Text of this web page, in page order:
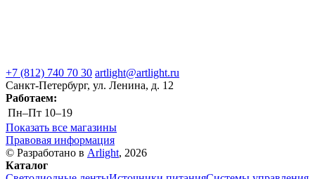
+7 (812) 740 70 30 artlight@artlight.ru
Санкт-Петербург, ул. Ленина, д. 12
Работаем:
Пн–Пт 10–19
Показать все магазины
Правовая информация
© Разработано в Arlight, 2026
Каталог